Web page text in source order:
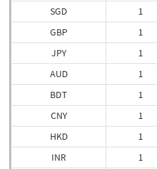
SGD
GBP
JPY
AUD
BDT
CNY
HKD
INR
1
1
1
1
1
1
1
1